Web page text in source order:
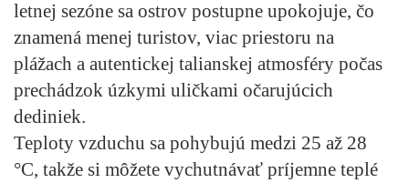
letnej sezóne sa ostrov postupne upokojuje, čo
znamená menej turistov, viac priestoru na
plážach a autentickej talianskej atmosféry počas
prechádzok úzkymi uličkami očarujúcich
dediniek.
Teploty vzduchu sa pohybujú medzi 25 až 28
°C, takže si môžete vychutnávať príjemne teplé